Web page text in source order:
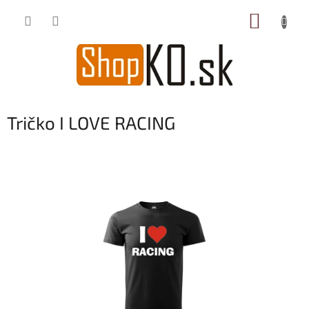
Tričko I LOVE RACING